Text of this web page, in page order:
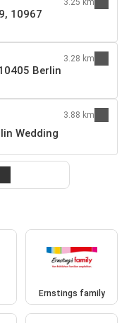
10967
Berlin
3.28 km
Wedding
3.88 km
Ernstings family